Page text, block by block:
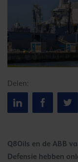
Delen:
Q8Oils en de ABB
Defensie hebben